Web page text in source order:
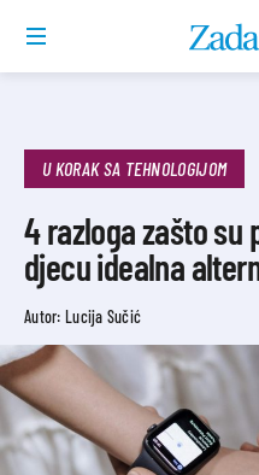
U KORAK SA TEHNOLOGIJOM
4 razloga zašto su
djecu idealna
Autor: Lucija Sučić